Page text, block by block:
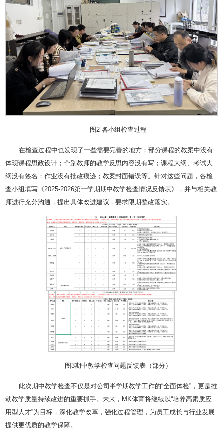
图2 各小组检查过程
在检查过程中也发现了一些需要完善的地方：部分课程的教案中没有
体现课程思政设计；个别教师的教学反思内容没有写；课程大纲、考试大
纲没有签名；作业没有批改痕迹；教案封面错误等。针对这些问题，各检
查小组填写《2025-2026第一学期期中教学检查情况反馈表》，并与相关教
师进行充分沟通，提出具体改进建议，要求限期整改落实。
图3期中教学检查问题反馈表（部分）
此次期中教学检查不仅是对公司半学期教学工作的“全面体检”，更是推
动教学质量持续改进的重要抓手。未来，MK体育将继续以“培养高素质应
用型人才”为目标，深化教学改革，强化过程管理，为员工成长与行业发展
提供更优质的教学保障。